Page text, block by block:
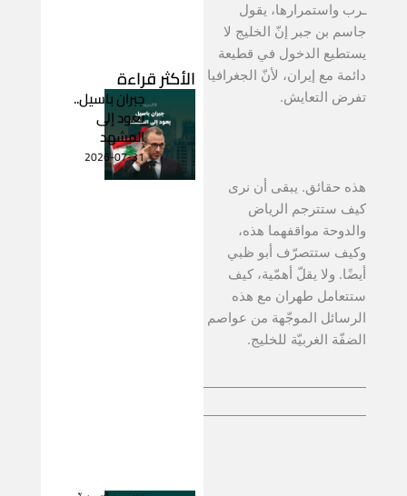
ـرب واستمرارها، يقول
جاسم بن جبر إنّ الخليج لا
يستطيع الدخول في قطيعة
دائمة مع إيران، لأنّ الجغرافيا
تفرض التعايش.
هذه حقائق. يبقى أن نرى
كيف ستترجم الرياض
والدوحة مواقفهما هذه،
وكيف ستتصرّف أبو ظبي
أيضًا. ولا يقلّ أهمّية، كيف
ستتعامل طهران مع هذه
الرسائل الموجّهة من عواصم
الضفّة الغربيّة للخليج.
الأكثر قراءة
جبران باسيل..
يعود إلى
المشهد
2026-07-31